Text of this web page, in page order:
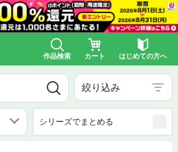
作品検索 カート はじめての方へ
絞り込み
シリーズでまとめる